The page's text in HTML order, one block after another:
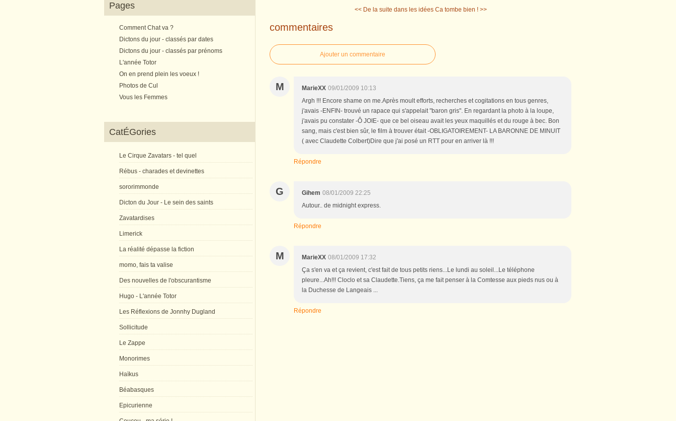
Pages
Comment Chat va ?
Dictons du jour - classés par dates
Dictons du jour - classés par prénoms
L'année Totor
On en prend plein les voeux !
Photos de Cul
Vous les Femmes
CatÉGories
Le Cirque Zavatars - tel quel
Rébus - charades et devinettes
sororimmonde
Dicton du Jour - Le sein des saints
Zavatardises
Limerick
La réalité dépasse la fiction
momo, fais ta valise
Des nouvelles de l'obscurantisme
Hugo - L'année Totor
Les Réflexions de Jonnhy Dugland
Sollicitude
Le Zappe
Monorimes
Haïkus
Béabasques
Epicurienne
<< De la suite dans les idées Ca tombe bien ! >>
commentaires
Ajouter un commentaire
M MarieXX 09/01/2009 10:13
Argh !!! Encore shame on me.Après moult efforts, recherches et cogitations en tous genres,
j'avais -ENFIN- trouvé un rapace qui s'appelait "baron gris". En regardant la photo à la loupe,
j'avais pu constater -Ô JOIE- que ce bel oiseau avait les yeux maquillés et du rouge à bec. Bon
sang, mais c'est bien sûr, le film à trouver était -OBLIGATOIREMENT- LA BARONNE DE MINUIT
( avec Claudette Colbert)Dire que j'ai posé un RTT pour en arriver là !!!
Répondre
G Gihem 08/01/2009 22:25
Autour.. de midnight express.
Répondre
M MarieXX 08/01/2009 17:32
Ça s'en va et ça revient, c'est fait de tous petits riens...Le lundi au soleil...Le téléphone
pleure...Ah!!! Cloclo et sa Claudette.Tiens, ça me fait penser à la Comtesse aux pieds nus ou à
la Duchesse de Langeais ...
Répondre